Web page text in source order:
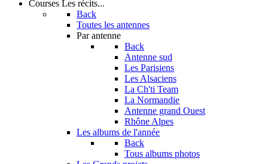
Courses Les récits...
Back
Toutes les antennes
Par antenne
Back
Antenne sud
Les Parisiens
Les Alsaciens
La Ch'ti Team
La Normandie
Antenne grand Ouest
Rhône Alpes
Les albums de l'année
Back
Tous albums photos